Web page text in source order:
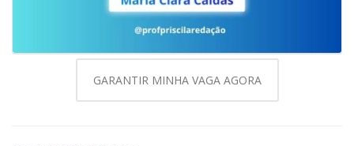
GARANTIR MINHA VAGA AGORA